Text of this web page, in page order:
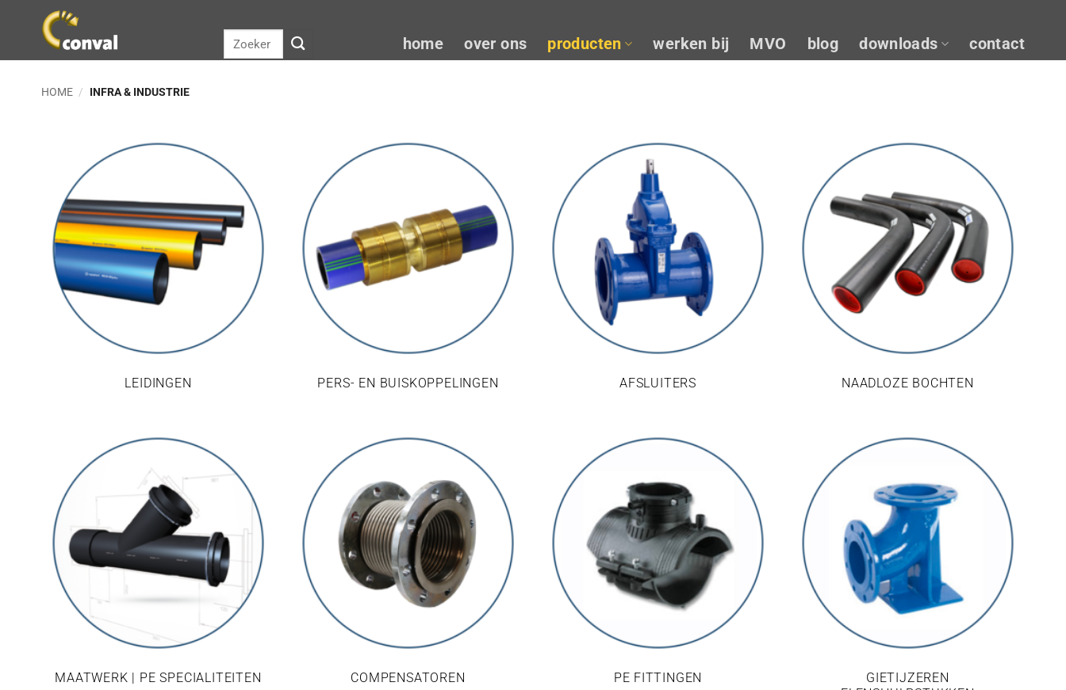
Zoeken
home over ons producten werken bij MVO blog downloads contact
HOME / INFRA & INDUSTRIE
LEIDINGEN PERS- EN BUISKOPPELINGEN AFSLUITERS NAADLOZE BOCHTEN
MAATWERK | PE SPECIALITEITEN COMPENSATOREN PE FITTINGEN
GIETIJZEREN